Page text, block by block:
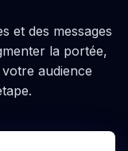
et des messages
la portée,
audience